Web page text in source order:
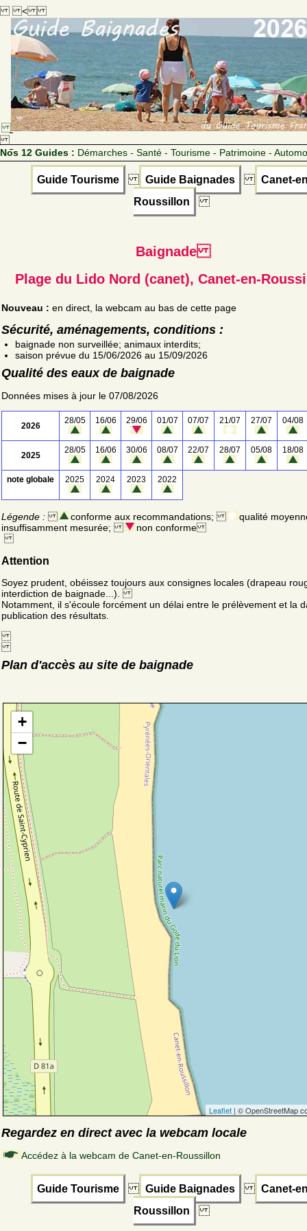
<
Nos 12 Guides : Démarches - Santé - Tourisme - Patrimoine -
Guide Tourisme Guide Baignades
Canet-
Roussillon
Baignade
Plage du Lido Nord (canet), Canet-en-
Nouveau : en direct, la webcam au bas de cette page
Sécurité, aménagements, conditions :
baignade non surveillée; animaux interdits;
saison prévue du 15/06/2026 au 15/09/2026
Qualité des eaux de baignade
Données mises à jour le 07/08/2026
2026
28/05 16/06 29/06 01/07 07/07 21/07 27/07 04/08
2025
28/05 16/06 30/06 08/07 22/07 28/07 05/08 18/08
note globale 2025 2024 2023 2022
Légende : conforme aux recommandations;
qualité
insuffisamment mesurée;
non conforme
Attention
Soyez prudent, obéissez toujours aux consignes locales (drapeau
interdiction de baignade...).
Notamment, il s'écoule forcément un délai entre le prélèvement et la
publication des résultats.
Plan d'accès au site de baignade
+
−
Leaflet | © OpenStreetMap
Regardez en direct avec la webcam locale
Accédez à la webcam de Canet-en-Roussillon
Guide Tourisme Guide Baignades
Canet-
Roussillon